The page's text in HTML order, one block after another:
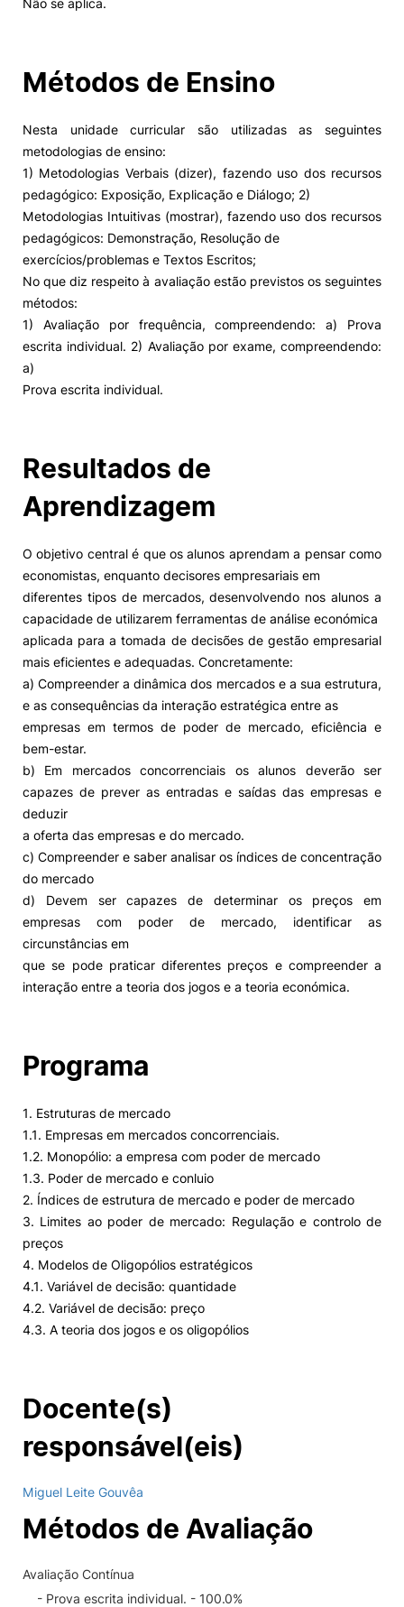
Projetos PRR
Magazine
Eventos
Não se aplica.
Métodos de Ensino
Nesta unidade curricular são utilizadas as seguintes
metodologias de ensino:
1) Metodologias Verbais (dizer), fazendo uso dos recursos
pedagógico: Exposição, Explicação e Diálogo; 2)
Metodologias Intuitivas (mostrar), fazendo uso dos recursos
pedagógicos: Demonstração, Resolução de
exercícios/problemas e Textos Escritos;
No que diz respeito à avaliação estão previstos os seguintes
métodos:
1) Avaliação por frequência, compreendendo: a) Prova
escrita individual. 2) Avaliação por exame, compreendendo:
a)
Prova escrita individual.
Resultados de
Aprendizagem
O objetivo central é que os alunos aprendam a pensar como
economistas, enquanto decisores empresariais em
diferentes tipos de mercados, desenvolvendo nos alunos a
capacidade de utilizarem ferramentas de análise económica
aplicada para a tomada de decisões de gestão empresarial
mais eficientes e adequadas. Concretamente:
a) Compreender a dinâmica dos mercados e a sua estrutura,
e as consequências da interação estratégica entre as
empresas em termos de poder de mercado, eficiência e
bem-estar.
b) Em mercados concorrenciais os alunos deverão ser
capazes de prever as entradas e saídas das empresas e
deduzir
a oferta das empresas e do mercado.
c) Compreender e saber analisar os índices de concentração
do mercado
d) Devem ser capazes de determinar os preços em
empresas com poder de mercado, identificar as
circunstâncias em
que se pode praticar diferentes preços e compreender a
interação entre a teoria dos jogos e a teoria económica.
Programa
1. Estruturas de mercado
1.1. Empresas em mercados concorrenciais.
1.2. Monopólio: a empresa com poder de mercado
1.3. Poder de mercado e conluio
2. Índices de estrutura de mercado e poder de mercado
3. Limites ao poder de mercado: Regulação e controlo de
preços
4. Modelos de Oligopólios estratégicos
4.1. Variável de decisão: quantidade
4.2. Variável de decisão: preço
4.3. A teoria dos jogos e os oligopólios
Docente(s)
responsável(eis)
Miguel Leite Gouvêa
Métodos de Avaliação
Avaliação Contínua
- Prova escrita individual. - 100.0%